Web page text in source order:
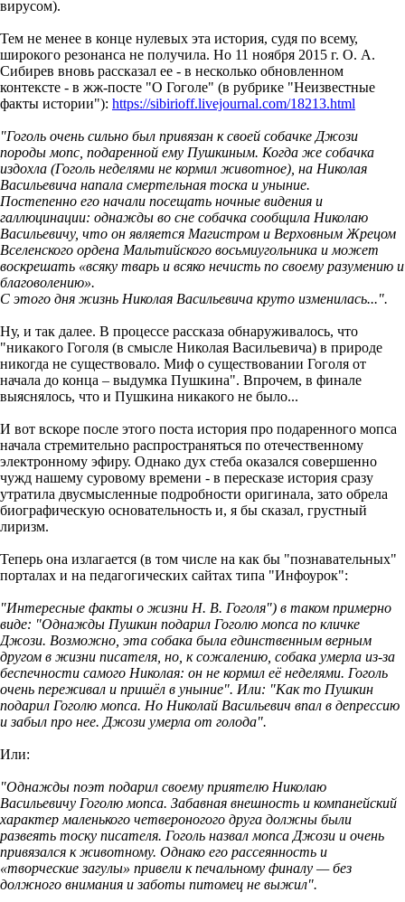
вирусом).
Тем не менее в конце нулевых эта история, судя по всему,
широкого резонанса не получила. Но 11 ноября 2015 г. О. А.
Сибирев вновь рассказал ее - в несколько обновленном
контексте - в жж-посте "О Гоголе" (в рубрике "Неизвестные
факты истории"): https://sibirioff.livejournal.com/18213.html
"Гоголь очень сильно был привязан к своей собачке Джози
породы мопс, подаренной ему Пушкиным. Когда же собачка
издохла (Гоголь неделями не кормил животное), на Николая
Васильевича напала смертельная тоска и уныние.
Постепенно его начали посещать ночные видения и
галлюцинации: однажды во сне собачка сообщила Николаю
Васильевичу, что он является Магистром и Верховным Жрецом
Вселенского ордена Мальтийского восьмиугольника и может
воскрешать «всяку тварь и всяко нечисть по своему разумению и
благоволению».
С этого дня жизнь Николая Васильевича круто изменилась...".
Ну, и так далее. В процессе рассказа обнаруживалось, что
"никакого Гоголя (в смысле Николая Васильевича) в природе
никогда не существовало. Миф о существовании Гоголя от
начала до конца – выдумка Пушкина". Впрочем, в финале
выяснялось, что и Пушкина никакого не было...
И вот вскоре после этого поста история про подаренного мопса
начала стремительно распространяться по отечественному
электронному эфиру. Однако дух стеба оказался совершенно
чужд нашему суровому времени - в пересказе история сразу
утратила двусмысленные подробности оригинала, зато обрела
биографическую основательность и, я бы сказал, грустный
лиризм.
Теперь она излагается (в том числе на как бы "познавательных"
порталах и на педагогических сайтах типа "Инфоурок":
"Интересные факты о жизни Н. В. Гоголя") в таком примерно
виде: "Однажды Пушкин подарил Гоголю мопса по кличке
Джози. Возможно, эта собака была единственным верным
другом в жизни писателя, но, к сожалению, собака умерла из-за
беспечности самого Николая: он не кормил её неделями. Гоголь
очень переживал и пришёл в уныние". Или: "Как то Пушкин
подарил Гоголю мопса. Но Николай Васильевич впал в депрессию
и забыл про нее. Джози умерла от голода".
Или:
"Однажды поэт подарил своему приятелю Николаю
Васильевичу Гоголю мопса. Забавная внешность и компанейский
характер маленького четвероногого друга должны были
развеять тоску писателя. Гоголь назвал мопса Джози и очень
привязался к животному. Однако его рассеянность и
«творческие загулы» привели к печальному финалу — без
должного внимания и заботы питомец не выжил".